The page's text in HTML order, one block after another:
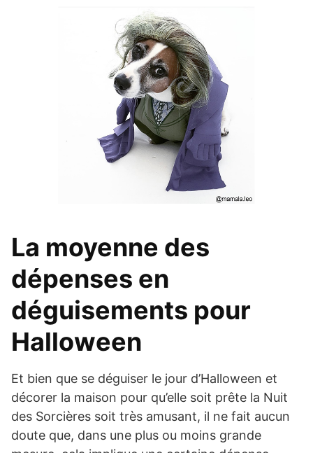
La moyenne des
dépenses en
déguisements pour
Halloween
Et bien que se déguiser le jour d’Halloween et
décorer la maison pour qu’elle soit prête la Nuit
des Sorcières soit très amusant, il ne fait aucun
doute que, dans une plus ou moins grande